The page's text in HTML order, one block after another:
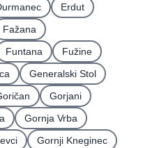
Erdut
Fažana
Funtana
Fužine
Generalski Stol
Gorjani
Gornja Vrba
Gornji Kneginec